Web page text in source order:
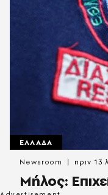
ΕΛΛΑΔΑ
Μήλος:
Newsroom πριν 13